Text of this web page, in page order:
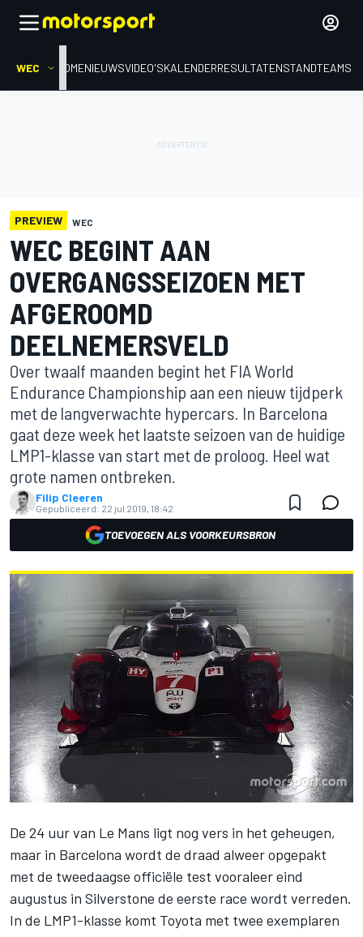
WEC HOMENIEUWSVIDEO'SKALENDERRESULTATENSTANDTEAMS
PREVIEW WEC
WEC BEGINT AAN
OVERGANGSSEIZOEN MET
AFGEROOMD
DEELNEMERSVELD
Over twaalf maanden begint het FIA World
Endurance Championship aan een nieuw tijdperk
met de langverwachte hypercars. In Barcelona
gaat deze week het laatste seizoen van de huidige
LMP1-klasse van start met de proloog. Heel wat
grote namen ontbreken.
Filip Cleeren
Gepubliceerd: 22 jul 2019, 18:42
TOEVOEGEN ALS VOORKEURSBRON
De 24 uur van Le Mans ligt nog vers in het geheugen,
maar in Barcelona wordt de draad alweer opgepakt
met de tweedaagse officiële test vooraleer eind
augustus in Silverstone de eerste race wordt verreden.
In de LMP1-klasse komt Toyota met twee exemplaren